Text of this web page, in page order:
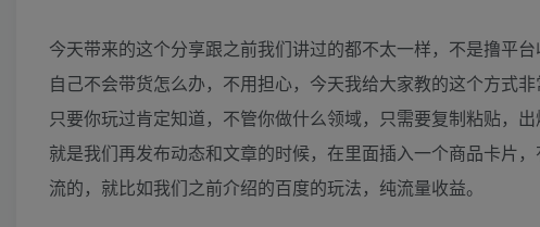
今天带来的这个分享跟之前我们讲过的都不太一样，不是撸平
自己不会带货怎么办，不用担心，今天我给大家教的这个方式
只要你玩过肯定知道，不管你做什么领域，只需要复制粘贴，
就是我们再发布动态和文章的时候，在里面插入一个商品卡片
流的，就比如我们之前介绍的百度的玩法，纯流量收益。